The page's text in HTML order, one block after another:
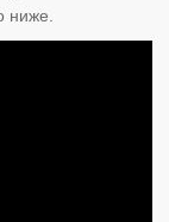
ниже.